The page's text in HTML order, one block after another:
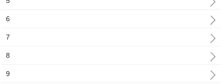
6
7
8
9